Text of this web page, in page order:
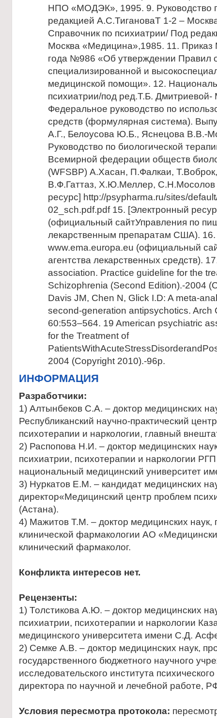
НПО «МОДЭК», 1995. 9. Руководство
редакцией А.С.ТигановаТ 1-2 –
Справочник по психиатрии/ Под
Москва «Медицина»,1985. 11. Приказ
года №986 «Об утверждении Правил
специализированной и
медицинской помощи». 12.
психиатрии/под ред.Т.Б. Дмитриевой-
Федеральное руководство по
средств (формулярная система).
А.Г., Белоусова Ю.Б., Яснецова В.В.-
Руководство по биологической
Всемирной федерации обществ
(WFSBP) А.Хасан, П.Фалкаи,
В.Ф.Гаттаз, Х.Ю.Меллер, С.Н.Мосолов
ресурс] http://psypharma.ru/sites/
02_sch.pdf.pdf 15. [Электронный
(официальный сайтУправления по
лекарственным препаратам США).
www.ema.europa.eu (официальный
агентства лекарственных средств).
association. Practice guideline for the
Schizophrenia (Second Edition).-2004
Davis JM, Chen N, Glick I.D: A meta-
second-generation antipsychotics. Arch
60:553–564. 19 American psychiatric
for the Treatment of
2004 (Copyright 2010).-96р.
ИНФОРМАЦИЯ
Разработчики:
1) Алтынбеков С.А. – доктор медицинских
Республиканский научно-практический
психотерапии и наркологии, главный
2) Распопова Н.И. – доктор медицинских
психиатрии, психотерапии и наркологии
национальный медицинский университет
3) Нуркатов Е.М. – кандидат медицинских
директор«Медицинский центр проблем
(Астана).
4) Мажитов Т.М. – доктор медицинских
клинической фармакологии АО
клинический фармаколог.
Конфликта интересов нет.
Рецензенты:
1) Толстикова А.Ю. – доктор медицинских
психиатрии, психотерапии и наркологии
медицинского университета имени С.Д.
2) Семке А.В. – доктор медицинских наук,
государственного бюджетного научного
исследовательского института
директора по научной и лечебной работе,
Условия пересмотра протокола: